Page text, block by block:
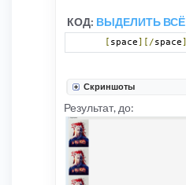
КОД: ВЫДЕЛИТЬ ВСЁ
[ space][/space]
Скриншоты
Результат, до: